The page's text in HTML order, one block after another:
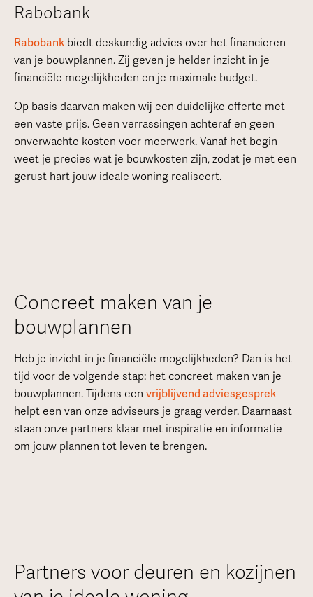
Rabobank
Rabobankbiedt deskundig advies over het financieren
van je bouwplannen. Zij geven je helder inzicht in je
financiële mogelijkheden en je maximale budget.
Op basis daarvan maken wij een duidelijke offerte met
een vaste prijs. Geen verrassingen achteraf en geen
onverwachte kosten voor meerwerk. Vanaf het begin
weet je precies wat je bouwkosten zijn, zodat je met een
gerust hart jouw ideale woning realiseert.
Concreet maken van je
bouwplannen
Heb je inzicht in je financiële mogelijkheden? Dan is het
tijd voor de volgende stap: het concreet maken van je
bouwplannen. Tijdens een vrijblijvend adviesgesprek
helpt een van onze adviseurs je graag verder. Daarnaast
staan onze partners klaar met inspiratie en informatie
om jouw plannen tot leven te brengen.
Partners voor deuren en kozijnen